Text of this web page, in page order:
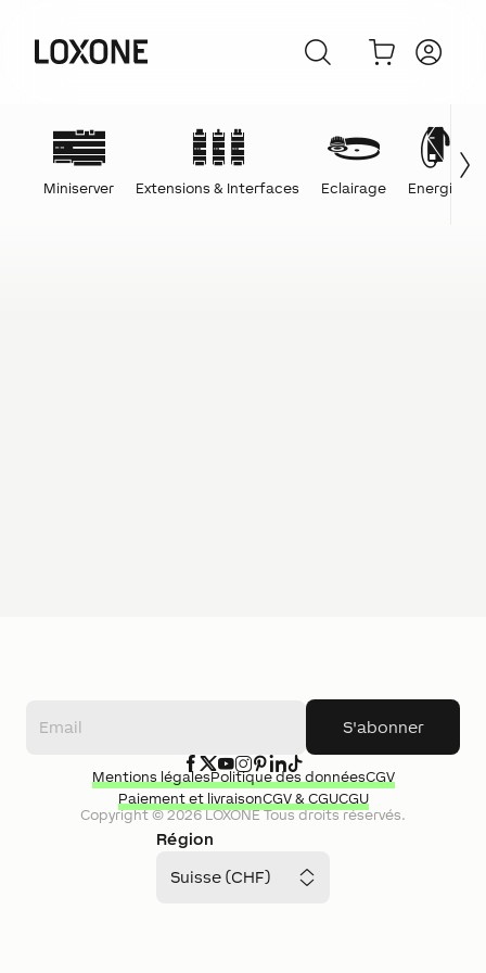
Miniserver Extensions & Interfaces Eclairage Energie
S'abonner
Région
Suisse (CHF)
Copyright ©2026LOXONETous droits réservés.
Mentions légalesPolitique des donnéesCGV
Paiement et livraisonCGV & CGUCGU